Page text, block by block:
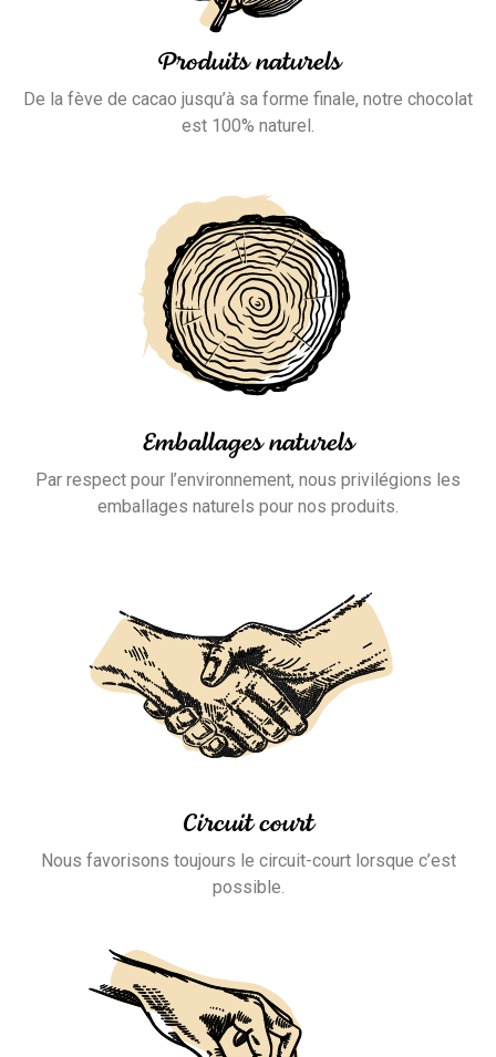
Produits naturels
De la fève de cacao jusqu’à sa forme finale, notre chocolat
est 100% naturel.
Emballages naturels
Par respect pour l’environnement, nous privilégions les
emballages naturels pour nos produits.
Circuit court
Nous favorisons toujours le circuit-court lorsque c’est
possible.